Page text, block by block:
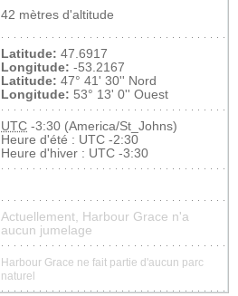
42 mètres d'altitude
Latitude: 47.6917
Longitude: -53.2167
Latitude: 47° 41' 30'' Nord
Longitude: 53° 13' 0'' Ouest
UTC -3:30 (America/St_Johns)
Heure d'été : UTC -2:30
Heure d'hiver : UTC -3:30
Actuellement, Harbour Grace n'a
aucun jumelage
Harbour Grace ne fait partie d'aucun parc
naturel